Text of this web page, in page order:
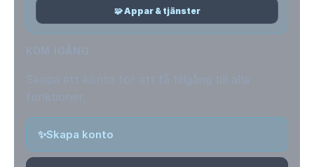
🧩 Appar & tjänster
✨Skapa konto